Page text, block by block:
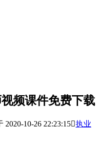
频课件免费下载
2020-10-26 22:23:15执业